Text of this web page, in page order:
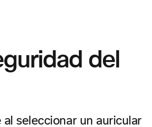
del
seleccionar un auricular